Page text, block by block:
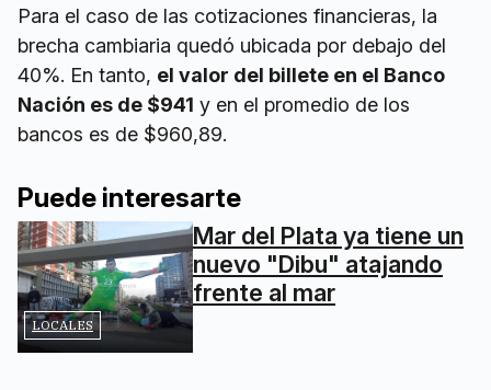
Para el caso de las cotizaciones financieras, la
brecha cambiaria quedó ubicada por debajo del
40%. En tanto, el valor del billete en el Banco
Nación es de $941 y en el promedio de los
bancos es de $960,89.
Puede interesarte
LOCALES
Mar del Plata ya tiene un
nuevo "Dibu" atajando
frente al mar